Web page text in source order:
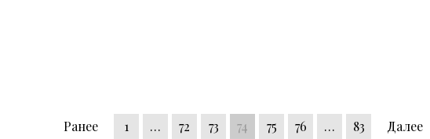
Ранее 1 … 72 73 74 75 76 … 83 Далее